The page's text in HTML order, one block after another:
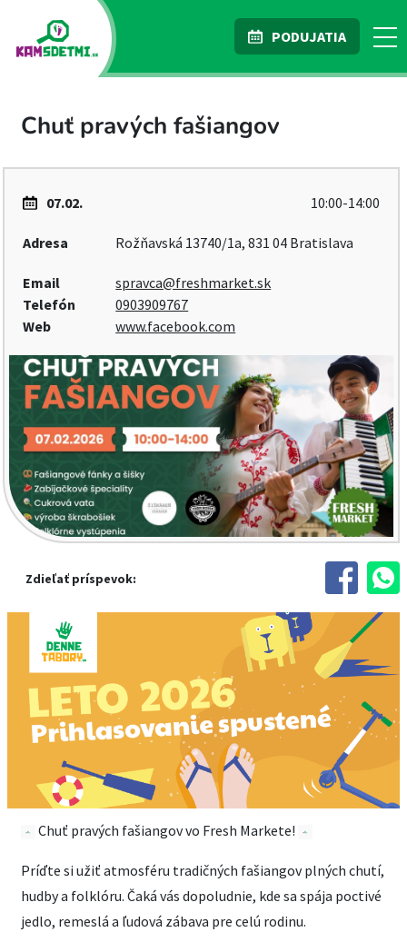
PODUJATIA
Chuť pravých fašiangov
07.02. 10:00-14:00
Adresa Rožňavská 13740/1a, 831 04 Bratislava
Email
spravca@freshmarket.sk
Telefón
0903909767
Web
www.facebook.com
Zdieľať príspevok:
Chuť pravých fašiangov vo Fresh Markete!
Príďte si užiť atmosféru tradičných fašiangov plných chutí,
hudby a folklóru. Čaká vás dopoludnie, kde sa spája poctivé
jedlo, remeslá a ľudová zábava pre celú rodinu.